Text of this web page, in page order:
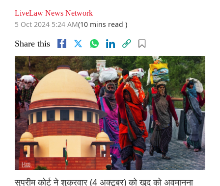
LiveLaw News Network
5 Oct 2024 5:24 AM(10 mins read )
Share this
सुप्रीम कोर्ट ने शुक्रवार (4 अक्टूबर) को खुद को अवमानना ​​